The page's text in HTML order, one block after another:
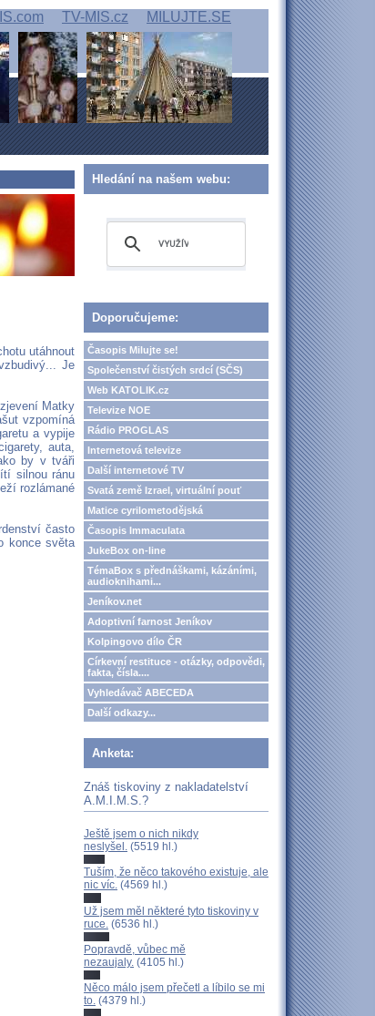
TV-MIS.cz MILUJTE.SE
utáhnout
Je
Matky
vzpomíná
a vypije
auta,
by v tváři
silnou ránu
rozlámané
často
konce světa
Hledání na našem webu:
Doporučujeme:
Časopis Milujte se!
Společenství čistých srdcí (SČS)
Web KATOLIK.cz
Televize NOE
Rádio PROGLAS
Internetová televize
Další internetové TV
Svatá země Izrael, virtuální pouť
Matice cyrilometodějská
Časopis Immaculata
JukeBox on-line
TémaBox s přednáškami, kázáními,
audioknihami...
Jeníkov.net
Adoptivní farnost Jeníkov
Kolpingovo dílo ČR
Církevní restituce - otázky, odpovědi,
fakta, čísla....
Vyhledávač ABECEDA
Další odkazy...
Anketa:
Znáš tiskoviny z nakladatelství
A.M.I.M.S.?
Ještě jsem o nich nikdy
neslyšel. (5519 hl.)
Tuším, že něco takového existuje, ale
nic víc. (4569 hl.)
Už jsem měl některé tyto tiskoviny v
ruce. (6536 hl.)
Popravdě, vůbec mě
nezaujaly. (4105 hl.)
Něco málo jsem přečetl a líbilo se mi
to. (4379 hl.)